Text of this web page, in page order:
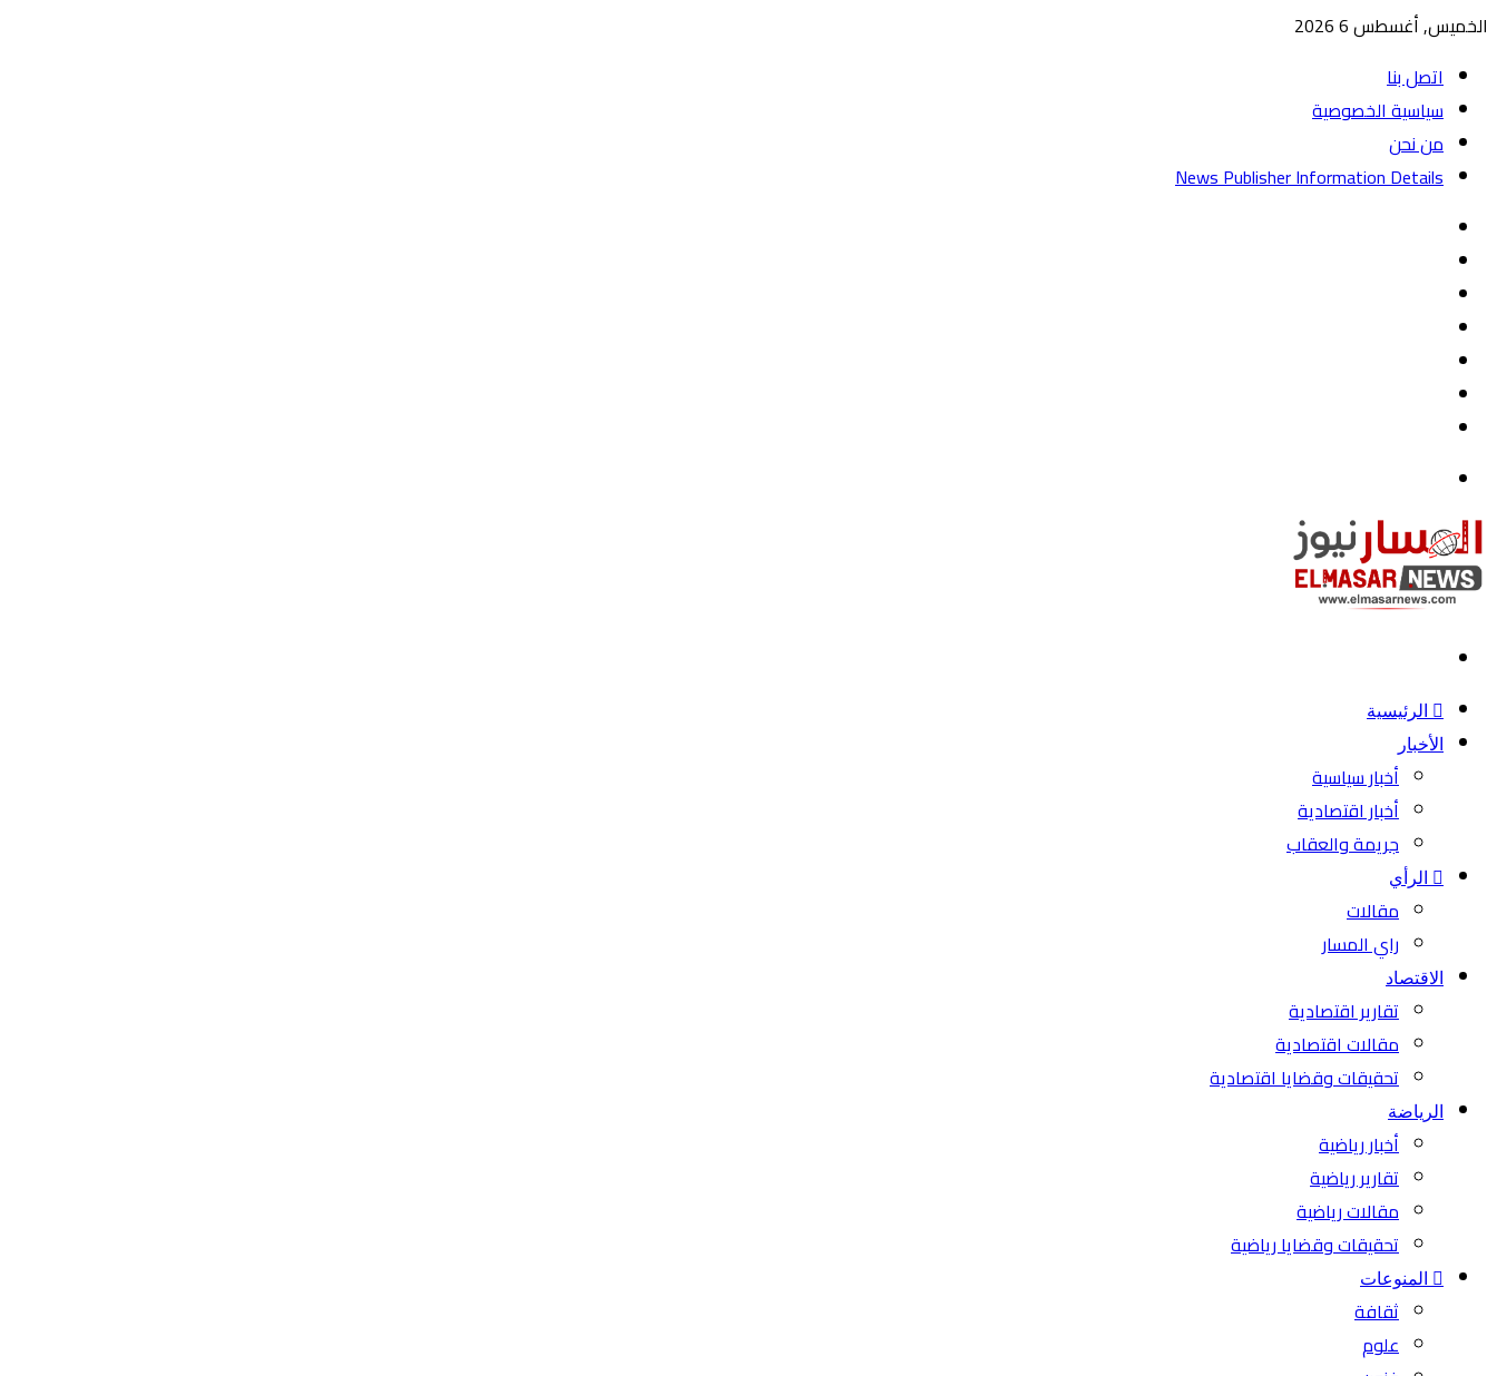
الخميس, أغسطس 6 2026
اتصل بنا
سياسية الخصوصية
من نحن
News Publisher Information Details
الرئيسية
الأخبار
أخبار سياسية
أخبار اقتصادية
جريمة والعقاب
الرأي
مقالات
راي المسار
الاقتصاد
تقارير اقتصادية
مقالات اقتصادية
تحقيقات وقضايا اقتصادية
الرياضة
أخبار رياضية
تقارير رياضية
مقالات رياضية
تحقيقات وقضايا رياضية
المنوعات
ثقافة
علوم